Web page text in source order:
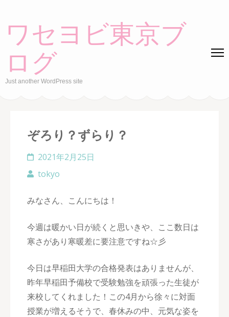
content
ワセヨビ東京ブ
ログ
Just another WordPress site
ぞろり？ずらり？
2021年2月25日
tokyo
みなさん、こんにちは！
今週は暖かい日が続くと思いきや、ここ数日は
寒さがあり寒暖差に要注意ですね☆彡
今日は早稲田大学の合格発表はありませんが、
昨年早稲田予備校で受験勉強を頑張った生徒が
来校してくれました！この4月から徐々に対面
授業が増えるそうで、春休みの中、元気な姿を